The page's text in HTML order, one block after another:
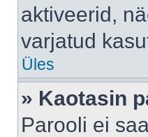
aktiveerid,
varjatud
Üles
» Kaotasin
Parooli ei